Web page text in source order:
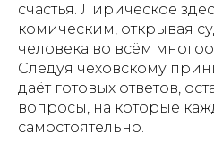
счастья. Лирическое
комическим, открывая
человека во всём
Следуя чеховскому
даёт готовых ответов,
вопросы, на которые
самостоятельно.